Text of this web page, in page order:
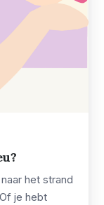
het strand
je hebt